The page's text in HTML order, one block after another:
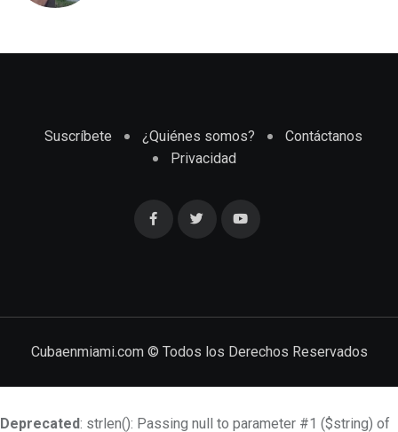
Suscríbete ¿Quiénes somos?
Contáctanos
Privacidad
Cubaenmiami.com © Todos los Derechos Reservados
Deprecated: strlen(): Passing null to parameter #1 ($string) of